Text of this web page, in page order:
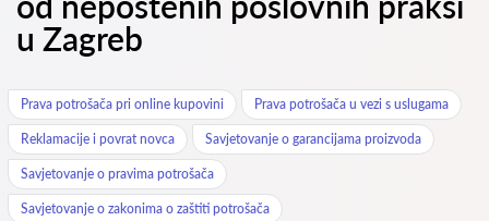
u Zagreb
Prava potrošača pri online kupovini Prava potrošača u vezi s uslugama
Reklamacije i povrat novca Savjetovanje o garancijama proizvoda
Savjetovanje o pravima potrošača
Savjetovanje o zakonima o zaštiti potrošača